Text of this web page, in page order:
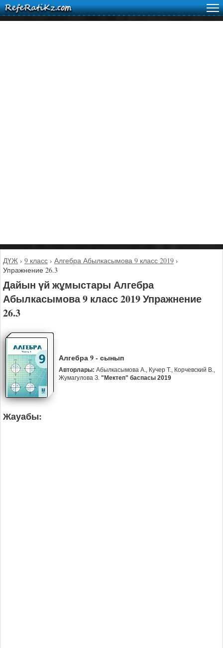
ДҮЖ › 9 класс › Алгебра Абылкасымова 9 класс 2019 ›
Упражнение 26.3
Дайын үй жұмыстары Алгебра
Абылкасымова 9 класс 2019 Упражнение
26.3
Алгебра 9 - сынып
Авторлары: Абылкасымова А., Кучер Т., Корчевский В.,
Жумагулова З. "Мектеп" баспасы 2019
Жауабы: